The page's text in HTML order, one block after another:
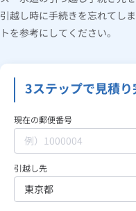
引越し見積りシミ
Daigasコラム
総合TOP 業務用・産業
プライバシーポリシー
引越し時に手続きを忘れてし
トを参考にしてください。
3ステップで見積り
現在の郵便番号
引越し先